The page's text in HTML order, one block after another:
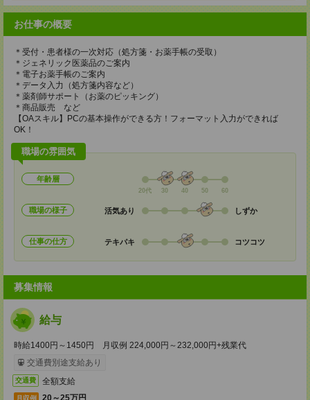
お仕事の概要
＊受付・患者様の一次対応（処方箋・お薬手帳の受取）
＊ジェネリック医薬品のご案内
＊電子お薬手帳のご案内
＊データ入力（処方箋内容など）
＊薬剤師サポート（お薬のピッキング）
＊商品販売 など
【OAスキル】PCの基本操作ができる方！フォーマット入力ができれば
OK！
職場の雰囲気
年齢層
20代 30 40 50 60
職場の様子 活気あり しずか
仕事の仕方 テキパキ コツコツ
募集情報
給与
時給1400円～1450円 月収例 224,000円～232,000円+残業代
交通費別途支給あり
交通費 全額支給
月収例 20～25万円